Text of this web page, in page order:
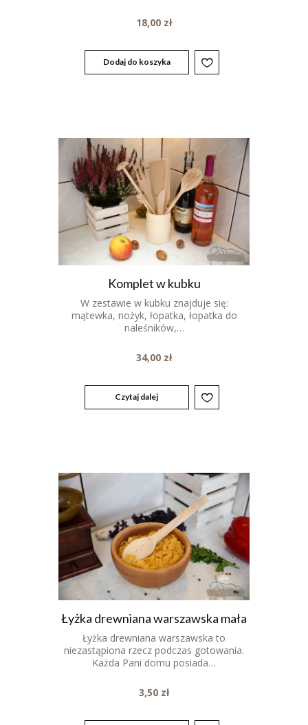
18,00 zł
Dodaj do koszyka
Komplet w kubku
W zestawie w kubku znajduje się:
mątewka, nożyk, łopatka, łopatka do
naleśników,…
34,00 zł
Czytaj dalej
Łyżka drewniana warszawska mała
Łyżka drewniana warszawska to
niezastąpiona rzecz podczas gotowania.
Każda Pani domu posiada…
3,50 zł